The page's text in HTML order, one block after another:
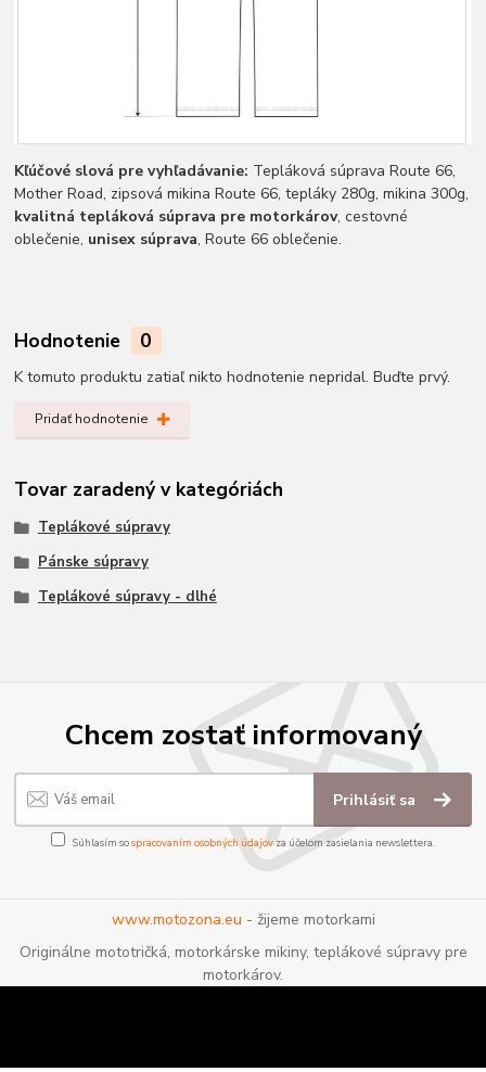
Kľúčové slová pre vyhľadávanie: Tepláková súprava Route 66,
Mother Road, zipsová mikina Route 66, tepláky 280g, mikina 300g,
kvalitná tepláková súprava pre motorkárov, cestovné
oblečenie, unisex súprava, Route 66 oblečenie.
Hodnotenie 0
K tomuto produktu zatiaľ nikto hodnotenie nepridal. Buďte prvý.
Pridať hodnotenie
Tovar zaradený v kategóriách
Teplákové súpravy
Pánske súpravy
Teplákové súpravy - dlhé
Chcem zostať informovaný
Prihlásiť sa
Súhlasím sospracovaním osobných údajov za účelom zasielania newslettera.
www.motozona.eu - žijeme motorkami
Originálne mototričká, motorkárske mikiny, teplákové súpravy pre
motorkárov.